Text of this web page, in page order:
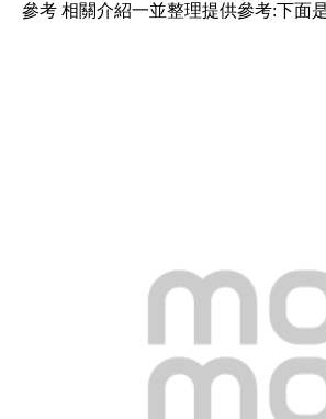
參考 相關介紹一並整理提供參考:下面